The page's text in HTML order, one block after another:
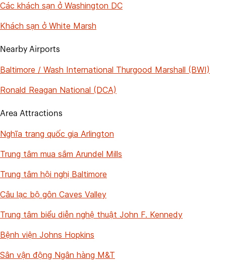
Các khách sạn ở Washington DC
Khách sạn ở White Marsh
Nearby Airports
Baltimore / Wash International Thurgood Marshall (BWI)
Ronald Reagan National (DCA)
Area Attractions
Nghĩa trang quốc gia Arlington
Trung tâm mua sắm Arundel Mills
Trung tâm hội nghị Baltimore
Câu lạc bộ gôn Caves Valley
Trung tâm biểu diễn nghệ thuật John F. Kennedy
Bệnh viện Johns Hopkins
Sân vận động Ngân hàng M&T